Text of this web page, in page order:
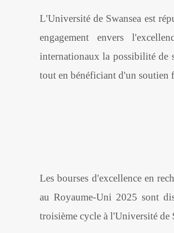
L'Université de Swansea est
engagement envers
internationaux la possibilité de
tout en bénéficiant d'un soutien
Les bourses d'excellence en
au Royaume-Uni 2025 sont
troisième cycle à l'Université de